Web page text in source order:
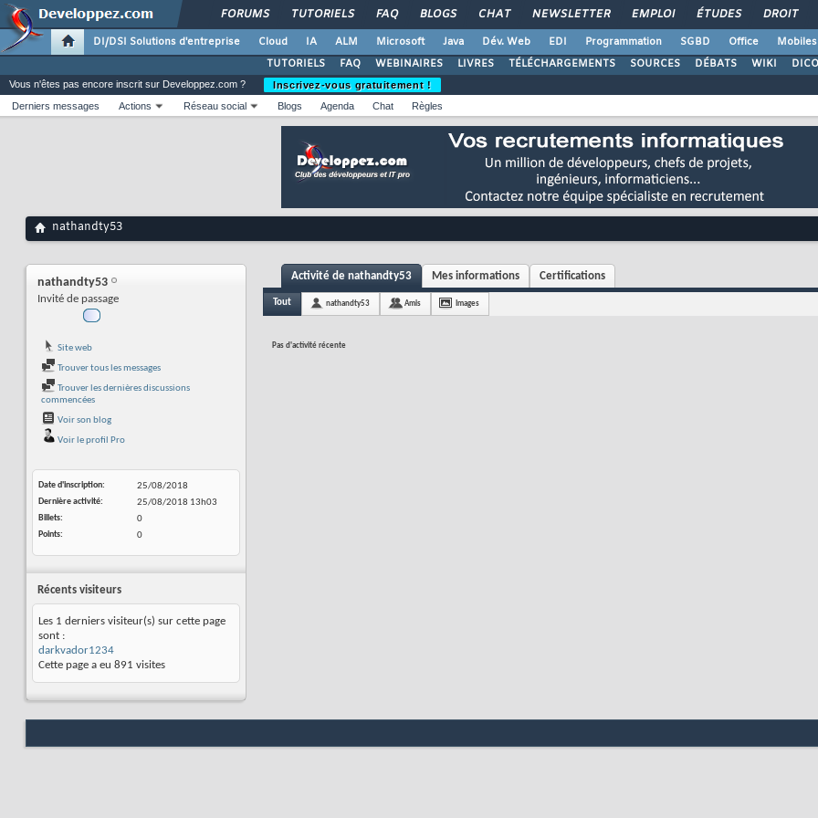
FORUMS TUTORIELS FAQ BLOGS CHAT NEWSLETTER EMPLOI ÉTUDES DROIT
DI/DSI Solutions d'entreprise Cloud IA ALM Microsoft Java Dév. Web EDI Programmation SGBD Office Mobiles
TUTORIELS
FAQ WEBINAIRES LIVRES TÉLÉCHARGEMENTS SOURCES DÉBATS WIKI DICO
Vous n'êtes pas encore inscrit sur Developpez.com ?
Inscrivez-vous gratuitement !
Derniers messages
Actions Réseau social Blogs Agenda Chat Règles
nathandty53
nathandty53
Invité de passage
Site web
Trouver tous les messages
Trouver les dernières discussions
commencées
Voir son blog
Voir le profil Pro
Date d'inscription
25/08/2018
Dernière activité
25/08/2018 13h03
Billets
0
Points
0
Récents visiteurs
Les 1 derniers visiteur(s) sur cette page
sont :
darkvador1234
Cette page a eu 891 visites
Activité de nathandty53 Mes informations Certifications
Tout nathandty53 Amis Images
Pas d'activité récente